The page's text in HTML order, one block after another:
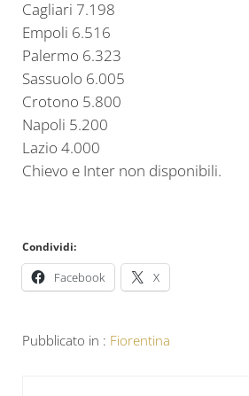
Cagliari 7.198
Empoli 6.516
Palermo 6.323
Sassuolo 6.005
Crotono 5.800
Napoli 5.200
Lazio 4.000
Chievo e Inter non disponibili.
Condividi:
Facebook X
Pubblicato in : Fiorentina